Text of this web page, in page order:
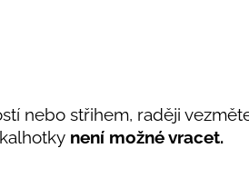
nebo střihem, raději
není možné vracet.